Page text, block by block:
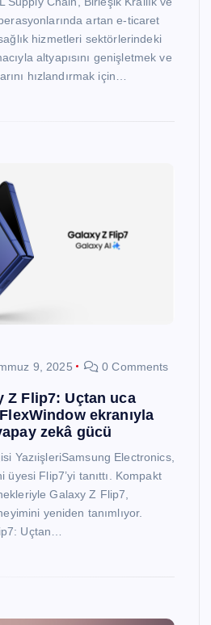
artan e-ticaret
hizmetleri sektörlerindeki
altyapısını genişletmek ve
hızlandırmak için…
9, 2025 0 Comments
Z Flip7: Uçtan uca
ekranıyla
zekâ gücü
YazıişleriSamsung Electronics,
Flip7’yi tanıttı. Kompakt
Galaxy Z Flip7,
yeniden tanımlıyor.
Uçtan…